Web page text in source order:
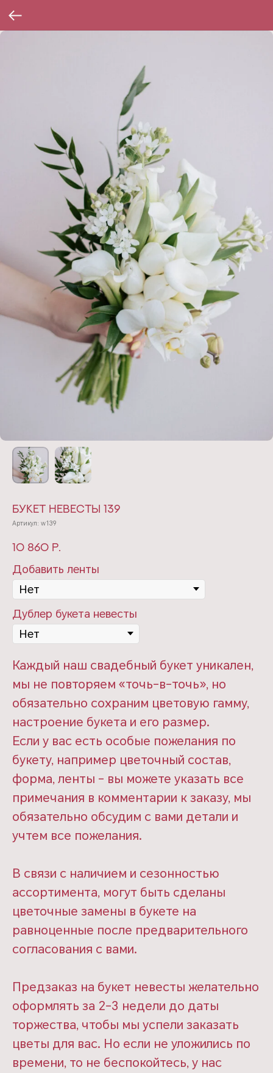
Букет невесты 139
Артикул: w139
10 860 р.
Добавить ленты
Дублер букета невесты
Каждый наш свадебный букет уникален,
мы не повторяем «точь-в-точь», но
обязательно сохраним цветовую гамму,
настроение букета и его размер.
Если у вас есть особые пожелания по
букету, например цветочный состав,
форма, ленты - вы можете указать все
примечания в комментарии к заказу, мы
обязательно обсудим с вами детали и
учтем все пожелания.
В связи с наличием и сезонностью
ассортимента, могут быть сделаны
цветочные замены в букете на
равноценные после предварительного
согласования с вами.
Предзаказ на букет невесты желательно
оформлять за 2-3 недели до даты
торжества, чтобы мы успели заказать
цветы для вас. Но если не уложились по
времени, то не беспокойтесь, у нас